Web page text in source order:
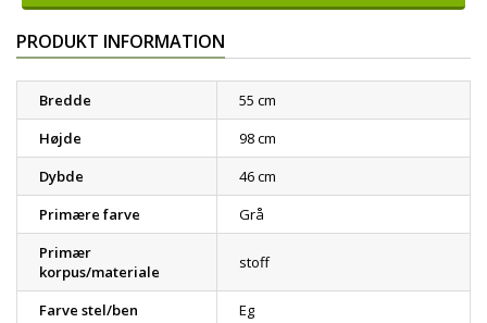
PRODUKT INFORMATION
Bredde
55 cm
Højde
98 cm
Dybde
46 cm
Primære farve
Grå
Primær
korpus/materiale
stoff
Farve stel/ben Eg